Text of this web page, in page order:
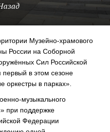
Музейно-храмового
России на Соборной
Сил Российской
в этом сезоне
оркестры в парках».
музыкального
при поддержке
Федерации